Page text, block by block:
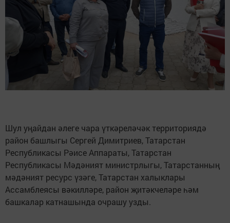
Шул уңайдан әлеге чара үткәреләчәк территориядә
район башлыгы Сергей Димитриев, Татарстан
Республикасы Рәисе Аппараты, Татарстан
Республикасы Мәдәният министрлыгы, Татарстанның
мәдәният ресурс үзәге, Татарстан халыклары
Ассамблеясы вәкилләре, район җитәкчеләре һәм
башкалар катнашында очрашу узды.